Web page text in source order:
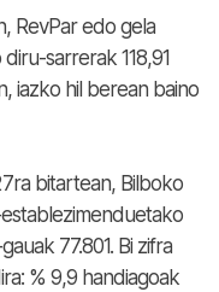
RevPar edo gela
sarrerak 118,91
iazko hil berean baino
bitartean, Bilboko
77.801. Bi zifra
% 9,9 handiagoak